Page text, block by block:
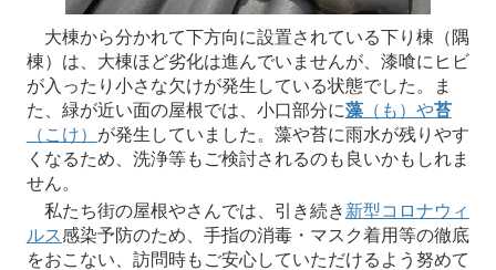
大棟から分かれて下方向に設置されている下り棟（隅
棟）は、大棟ほど劣化は進んでいませんが、漆喰にヒビ
が入ったり小さな欠けが発生している状態でした。ま
た、緑が近い面の屋根では、小口部分に藻（も）や苔
（こけ） が発生していました。藻や苔に雨水が残りやす
くなるため、洗浄等もご検討されるのも良いかもしれま
せん。
私たち街の屋根やさんでは、引き続き 新型コロナウィ
ルス感染予防のため、手指の消毒・マスク着用等の徹底
をおこない、訪問時もご安心していただけるよう努めて